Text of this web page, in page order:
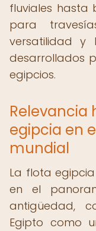
fluviales hasta
para
versatilidad y
desarrollados
egipcios.
Relevancia
egipcia en
mundial
La flota
en el
antigüedad,
Egipto como